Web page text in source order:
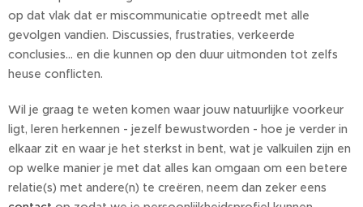
op dat vlak dat er miscommunicatie optreedt met alle
gevolgen vandien. Discussies, frustraties, verkeerde
conclusies... en die kunnen op den duur uitmonden tot zelfs
heuse conflicten.
Wil je graag te weten komen waar jouw natuurlijke voorkeur
ligt, leren herkennen - jezelf bewustworden - hoe je verder in
elkaar zit en waar je het sterkst in bent, wat je valkuilen zijn en
op welke manier je met dat alles kan omgaan om een betere
relatie(s) met andere(n) te creëren, neem dan zeker eens